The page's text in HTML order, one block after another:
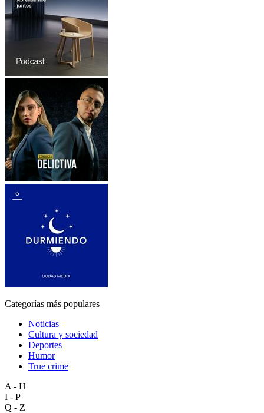
Categorías más populares
Noticias
Cultura y sociedad
Deportes
Humor
True crime
A - H
I - P
Q - Z